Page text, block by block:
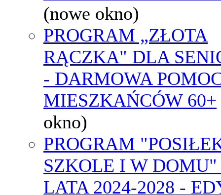
(nowe okno)
PROGRAM „ZŁOTA
RĄCZKA" DLA
- DARMOWA
MIESZKAŃCÓW 60+
okno)
PROGRAM
SZKOLE I W
LATA 2024-2028 -